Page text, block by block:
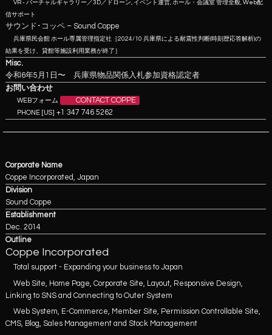
VR - バーチャルギャラリー／3D／ドローン, イベント運営, ホール・会議室 管理全般, Web配
信サポート
サウンド･コッペ – Sound Coppe
兵庫県民会館 ホール専属管理指定社［2024/10 兵庫県による耐震性判断(時刻歴応答解析)の
結果を受け、貸館等施設利用業務が終了］
Misc.
令和6年5月1日〜 兵庫県物品関係入札参加資格認定者
お問い合わせ
WEBフォーム CONTACT COPPE
PHONE [US] +1 347 746 5262
Corporate Name
Coppe Incorporated, Japan
Division
Sound Coppe
Establishment
Dec. 2014
Outline
Coppe Incorporated
Total support - Expanding your business to Japan
Web Site, Home Page, Corporate Site, Layout, Responsive Design,
Linking to SNS and Connecting to Outer System
Web System, E-Commerce, Member Site, Permission Controllable Site,
CMS, Blog, Sales Management and Stock Management